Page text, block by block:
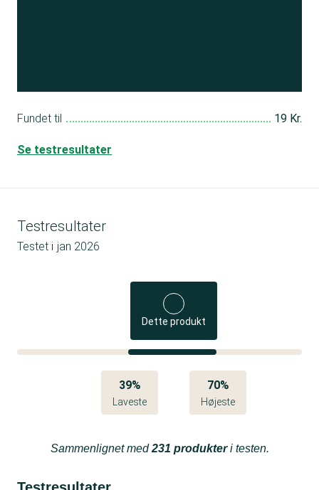
Fundet til 19 Kr.
Se testresultater
Testresultater
Testet i jan 2026
Dette produkt
39%
Laveste
70%
Højeste
Sammenlignet med231 produkteri testen.
Testresultater